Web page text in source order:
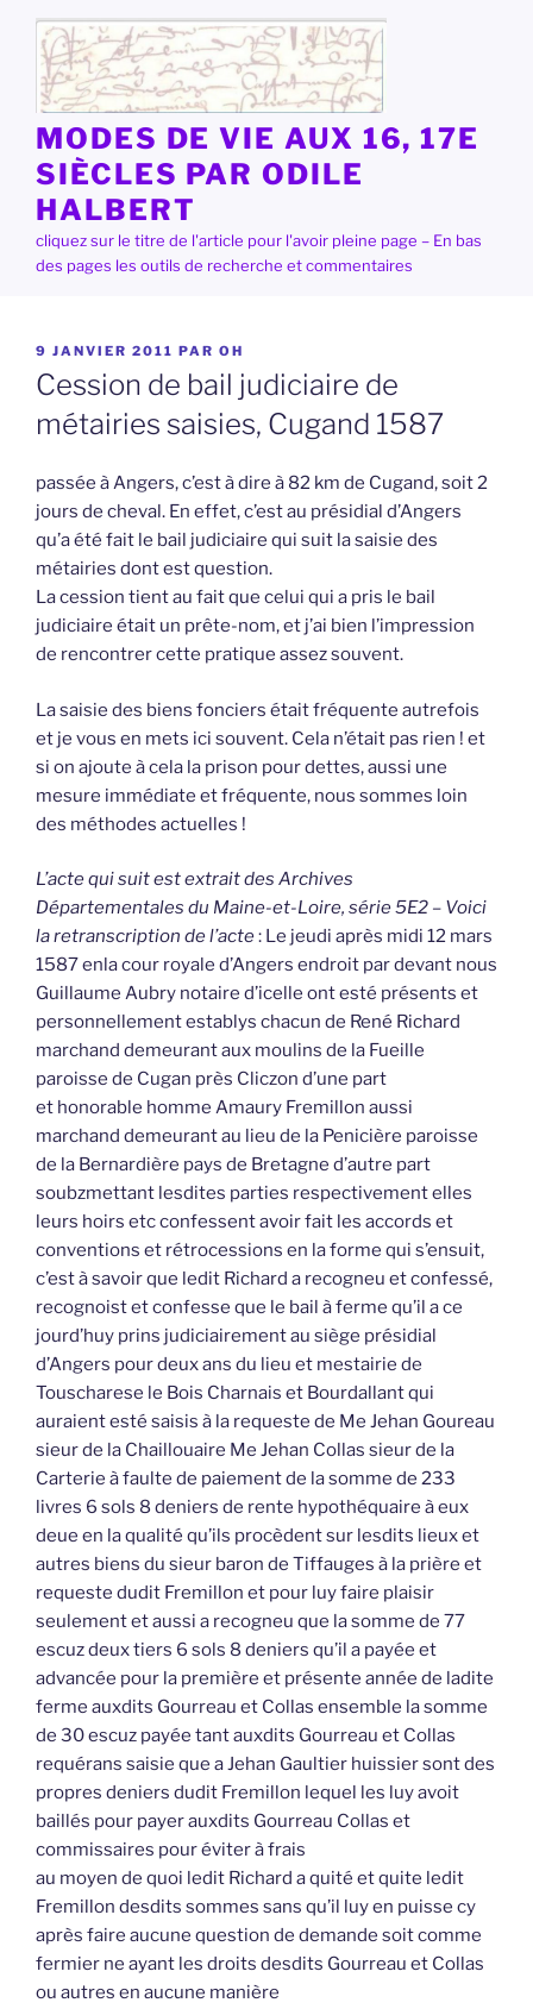
contenu
principal
MODES DE VIE AUX 16, 17E
SIÈCLES PAR ODILE
HALBERT
cliquez sur le titre de l'article pour l'avoir pleine page – En bas
des pages les outils de recherche et commentaires
PUBLIÉ
LE
9 JANVIER 2011 PAR OH
Cession de bail judiciaire de
métairies saisies, Cugand 1587
passée à Angers, c’est à dire à 82 km de Cugand, soit 2
jours de cheval. En effet, c’est au présidial d’Angers
qu’a été fait le bail judiciaire qui suit la saisie des
métairies dont est question.
La cession tient au fait que celui qui a pris le bail
judiciaire était un prête-nom, et j’ai bien l’impression
de rencontrer cette pratique assez souvent.
La saisie des biens fonciers était fréquente autrefois
et je vous en mets ici souvent. Cela n’était pas rien ! et
si on ajoute à cela la prison pour dettes, aussi une
mesure immédiate et fréquente, nous sommes loin
des méthodes actuelles !
L’acte qui suit est extrait des Archives
Départementales du Maine-et-Loire, série 5E2 – Voici
la retranscription de l’acte: Le jeudi après midi 12 mars
1587 enla cour royale d’Angers endroit par devant nous
Guillaume Aubry notaire d’icelle ont esté présents et
personnellement establys chacun de René Richard
marchand demeurant aux moulins de la Fueille
paroisse de Cugan près Cliczon d’une part
et honorable homme Amaury Fremillon aussi
marchand demeurant au lieu de la Penicière paroisse
de la Bernardière pays de Bretagne d’autre part
soubzmettant lesdites parties respectivement elles
leurs hoirs etc confessent avoir fait les accords et
conventions et rétrocessions en la forme qui s’ensuit,
c’est à savoir que ledit Richard a recogneu et confessé,
recognoist et confesse que le bail à ferme qu’il a ce
jourd’huy prins judiciairement au siège présidial
d’Angers pour deux ans du lieu et mestairie de
Touscharese le Bois Charnais et Bourdallant qui
auraient esté saisis à la requeste de Me Jehan Goureau
sieur de la Chaillouaire Me Jehan Collas sieur de la
Carterie à faulte de paiement de la somme de 233
livres 6 sols 8 deniers de rente hypothéquaire à eux
deue en la qualité qu’ils procèdent sur lesdits lieux et
autres biens du sieur baron de Tiffauges à la prière et
requeste dudit Fremillon et pour luy faire plaisir
seulement et aussi a recogneu que la somme de 77
escuz deux tiers 6 sols 8 deniers qu’il a payée et
advancée pour la première et présente année de ladite
ferme auxdits Gourreau et Collas ensemble la somme
de 30 escuz payée tant auxdits Gourreau et Collas
requérans saisie que a Jehan Gaultier huissier sont des
propres deniers dudit Fremillon lequel les luy avoit
baillés pour payer auxdits Gourreau Collas et
commissaires pour éviter à frais
au moyen de quoi ledit Richard a quité et quite ledit
Fremillon desdits sommes sans qu’il luy en puisse cy
après faire aucune question de demande soit comme
fermier ne ayant les droits desdits Gourreau et Collas
ou autres en aucune manière